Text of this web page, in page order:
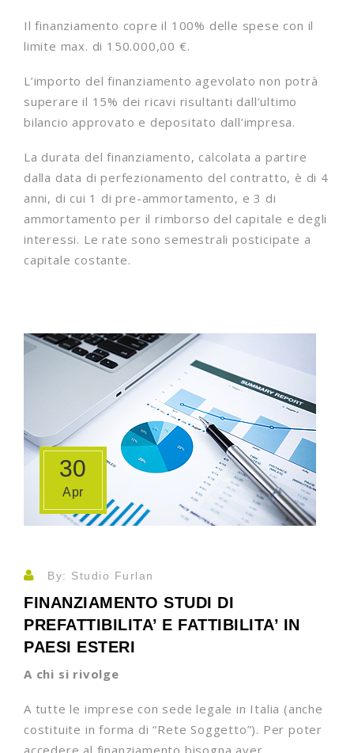
Il finanziamento copre il 100% delle spese con il
limite max. di 150.000,00 €.
L’importo del finanziamento agevolato non potrà
superare il 15% dei ricavi risultanti dall’ultimo
bilancio approvato e depositato dall’impresa.
La durata del finanziamento, calcolata a partire
dalla data di perfezionamento del contratto, è di 4
anni, di cui 1 di pre-ammortamento, e 3 di
ammortamento per il rimborso del capitale e degli
interessi. Le rate sono semestrali posticipate a
capitale costante.
30
Apr
By: Studio Furlan
FINANZIAMENTO STUDI DI
PREFATTIBILITA’ E FATTIBILITA’ IN
PAESI ESTERI
A chi si rivolge
A tutte le imprese con sede legale in Italia (anche
costituite in forma di “Rete Soggetto”). Per poter
accedere al finanziamento bisogna aver